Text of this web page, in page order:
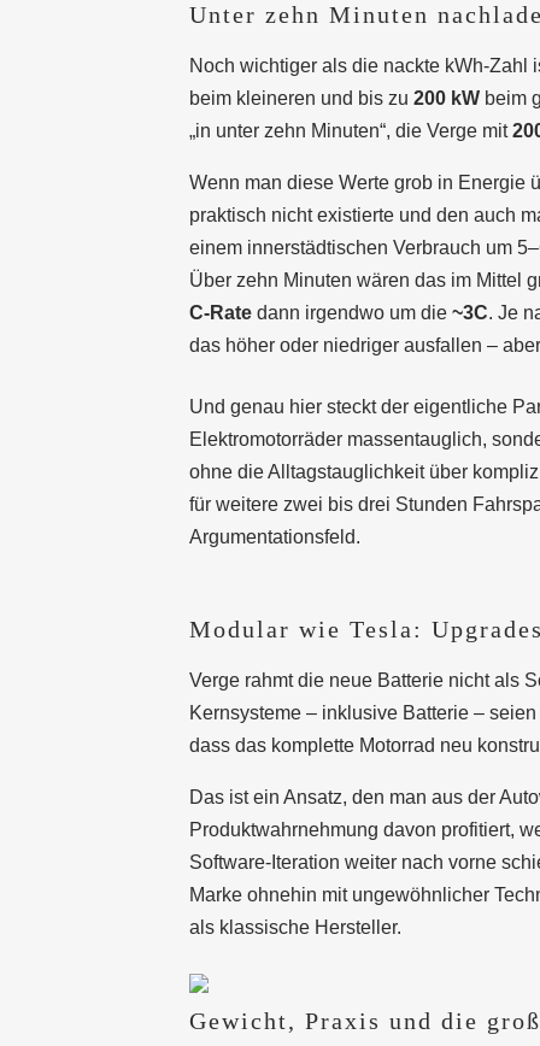
Unter zehn Minuten
Noch wichtiger als die nackte kWh-Zahl
beim kleineren und bis zu 200 kWbeim
„in unter zehn Minuten“, die Verge mit
Wenn man diese Werte grob in Energie
praktisch nicht existierte und den auch
einem innerstädtischen Verbrauch um
Über zehn Minuten wären das im Mittel
C-Ratedann irgendwo um die ~3C. Je
das höher oder niedriger ausfallen –
Und genau hier steckt der eigentliche
Elektromotorräder massentauglich,
ohne die Alltagstauglichkeit über
für weitere zwei bis drei Stunden
Argumentationsfeld.
Modular wie Tesla:
Verge rahmt die neue Batterie nicht als
Kernsysteme – inklusive Batterie –
dass das komplette Motorrad neu
Das ist ein Ansatz, den man aus der
Produktwahrnehmung davon profitiert,
Software-Iteration weiter nach vorne
Marke ohnehin mit ungewöhnlicher
als klassische Hersteller.
Gewicht, Praxis und die